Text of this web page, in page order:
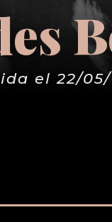
el 22/05/